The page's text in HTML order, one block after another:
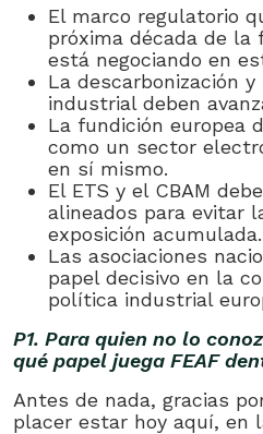
El marco regulatorio
próxima década de la
está negociando en
La descarbonización
industrial deben
La fundición europea
como un sector
en sí mismo.
El ETS y el CBAM
alineados para evitar
exposición acumulada.
Las asociaciones
papel decisivo en la
política industrial
P1. Para quien no lo
qué papel juega FEAF
Antes de nada, gracias
placer estar hoy aquí, en